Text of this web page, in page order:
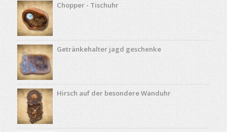
Chopper - Tischuhr
Getränkehalter jagd geschenke
Hirsch auf der besondere Wanduhr